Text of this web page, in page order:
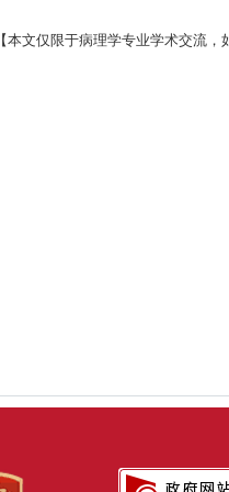
【本文仅限于病理学专业学术交流